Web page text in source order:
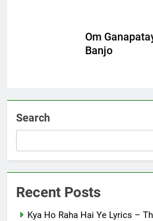
Om
Banjo
Search
Recent Posts
Kya Ho Raha Hai Ye Lyrics –